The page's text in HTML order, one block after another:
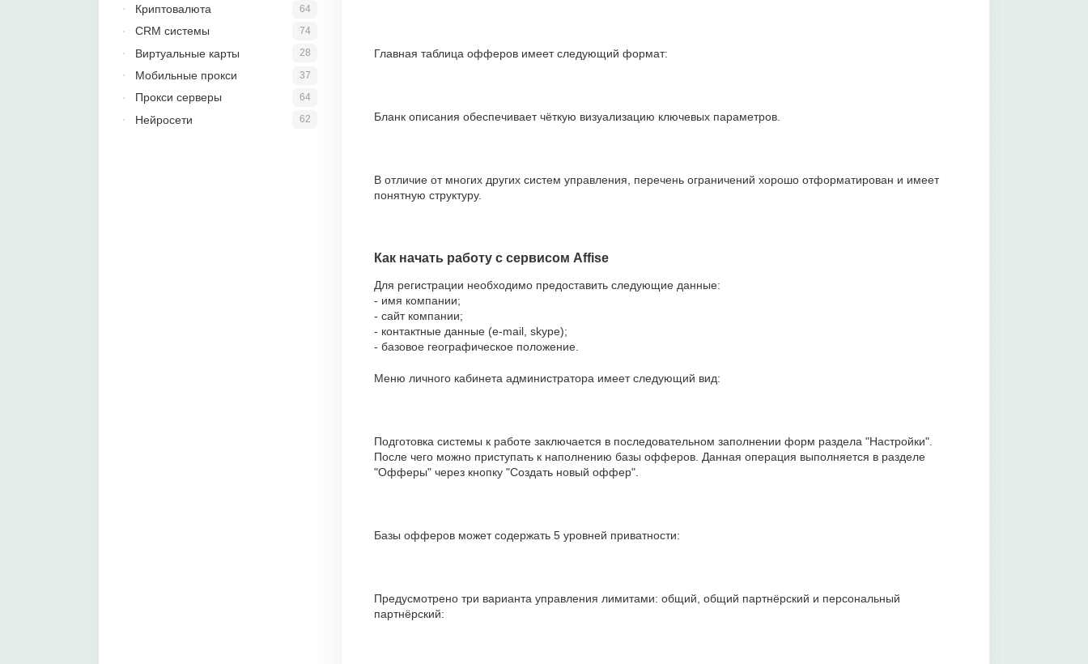
Главная таблица офферов имеет следующий формат:
Бланк описания обеспечивает чёткую визуализацию ключевых параметров.
В отличие от многих других систем управления, перечень ограничений хорошо отформатирован и имеет
понятную структуру.
Как начать работу с сервисом Affise
Для регистрации необходимо предоставить следующие данные:
- имя компании;
- сайт компании;
- контактные данные (e-mail, skype);
- базовое географическое положение.
Меню личного кабинета администратора имеет следующий вид:
Подготовка системы к работе заключается в последовательном заполнении форм раздела "Настройки".
После чего можно приступать к наполнению базы офферов. Данная операция выполняется в разделе
"Офферы" через кнопку "Создать новый оффер".
Базы офферов может содержать 5 уровней приватности:
Предусмотрено три варианта управления лимитами: общий, общий партнёрский и персональный
партнёрский:
64
Криптовалюта
74
CRM системы
28
Виртуальные карты
37
Мобильные прокси
64
Прокси серверы
62
Нейросети